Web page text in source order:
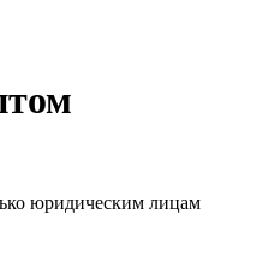
юридическим лицам